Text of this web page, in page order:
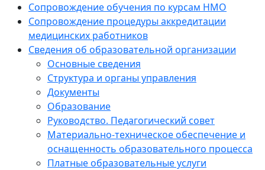
Сопровождение обучения по курсам НМО
Сопровождение процедуры аккредитации
медицинских работников
Сведения об образовательной организации
Основные сведения
Структура и органы управления
Документы
Образование
Руководство. Педагогический совет
Материально-техническое обеспечение и
оснащенность образовательного процесса
Платные образовательные услуги